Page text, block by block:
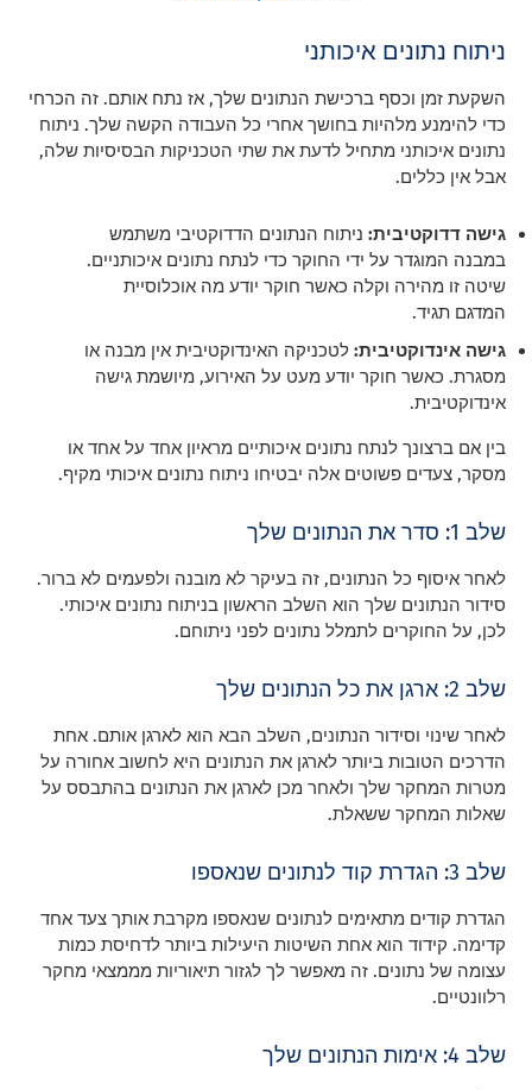
ניתוח נתונים איכותני
השקעת זמן וכסף ברכישת הנתונים שלך, אז נתח אותם. זה הכרחי
כדי להימנע מלהיות בחושך אחרי כל העבודה הקשה שלך. ניתוח
נתונים איכותני מתחיל לדעת את שתי הטכניקות הבסיסיות שלה,
אבל אין כללים.
גישה דדוקטיבית: ניתוח הנתונים הדדוקטיבי משתמש
במבנה המוגדר על ידי החוקר כדי לנתח נתונים איכותניים.
שיטה זו מהירה וקלה כאשר חוקר יודע מה אוכלוסיית
המדגם תגיד.
גישה אינדוקטיבית:לטכניקה האינדוקטיבית אין מבנה או
מסגרת. כאשר חוקר יודע מעט על האירוע, מיושמת גישה
אינדוקטיבית.
בין אם ברצונך לנתח נתונים איכותיים מראיון אחד על אחד או
מסקר, צעדים פשוטים אלה יבטיחו ניתוח נתונים איכותי מקיף.
שלב 1: סדר את הנתונים שלך
לאחר איסוף כל הנתונים, זה בעיקר לא מובנה ולפעמים לא ברור.
סידור הנתונים שלך הוא השלב הראשון בניתוח נתונים איכותי.
לכן, על החוקרים לתמלל נתונים לפני ניתוחם.
שלב 2: ארגן את כל הנתונים שלך
לאחר שינוי וסידור הנתונים, השלב הבא הוא לארגן אותם. אחת
הדרכים הטובות ביותר לארגן את הנתונים היא לחשוב אחורה על
מטרות המחקר שלך ולאחר מכן לארגן את הנתונים בהתבסס על
שאלות המחקר ששאלת.
שלב 3: הגדרת קוד לנתונים שנאספו
הגדרת קודים מתאימים לנתונים שנאספו מקרבת אותך צעד אחד
קדימה. קידוד הוא אחת השיטות היעילות ביותר לדחיסת כמות
עצומה של נתונים. זה מאפשר לך לגזור תיאוריות מממצאי מחקר
רלוונטיים.
שלב 4: אימות הנתונים שלך